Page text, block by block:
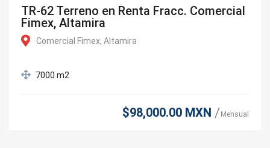
TR-62 Terreno en Renta Fracc. Comercial
Fimex, Altamira
Comercial Fimex, Altamira
7000 m2
$98,000.00 MXN Mensual